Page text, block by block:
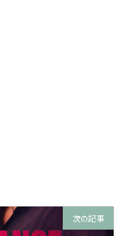
次の記事